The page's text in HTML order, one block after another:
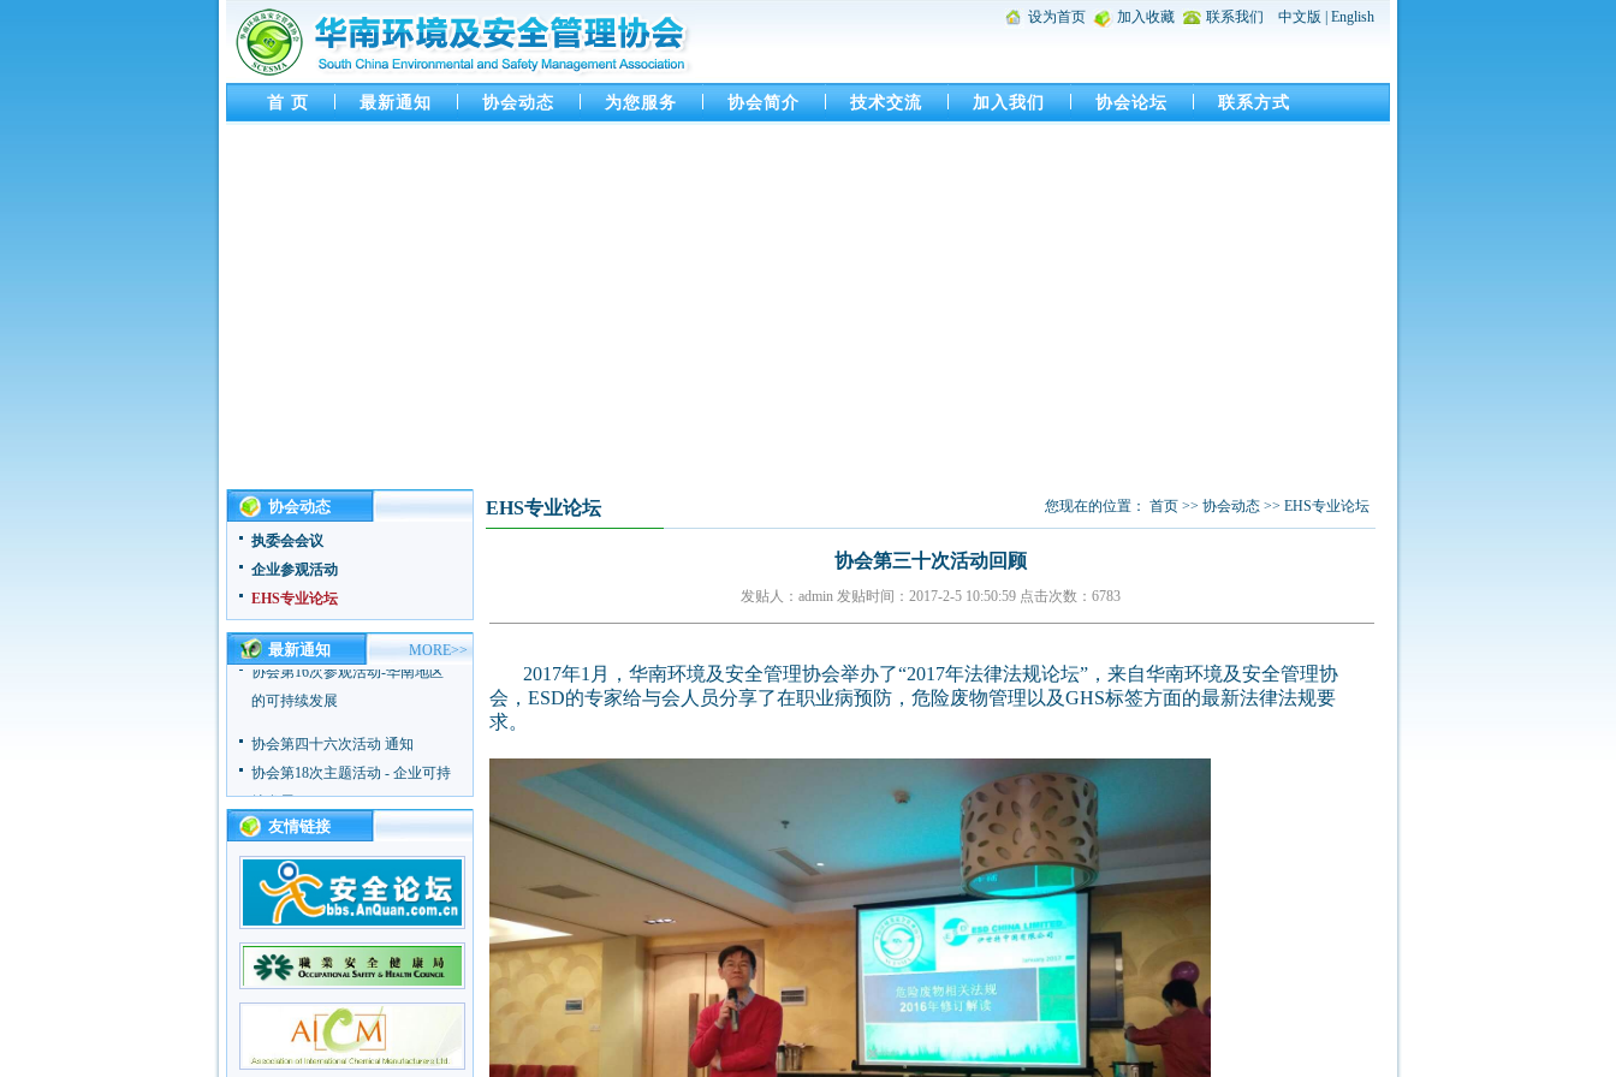
设为首页 加入收藏 联系我们 中文版 English
首 页 最新通知 协会动态 为您服务 协会简介 技术交流 加入我们 协会论坛 联系方式
协会动态
执委会会议
企业参观活动
EHS专业论坛
最新通知 MORE>>
协会第四十六次活动 通知
协会第18次主题活动 - 企业可持
续发展
协会第17次主题活动 - 企业应急
能力建设
协会第16次参观活动-华南地区
的可持续发展
协会第18次主题活动 - 企业可持
续发展
协会第17次主题活动 - 企业应急
能力建设
协会第16次参观活动-华南地区
的可持续发展
友情链接
EHS专业论坛 您现在的位置： 首页 >> 协会动态 >> EHS专业论坛
协会第三十次活动回顾
发贴人：admin 发贴时间：2017-2-5 10:50:59 点击次数：6783
2017年1月，华南环境及安全管理协会举办了“2017年法律法规论坛”，来自华南环境及安全管理协
会，ESD的专家给与会人员分享了在职业病预防，危险废物管理以及GHS标签方面的最新法律法规要
求。